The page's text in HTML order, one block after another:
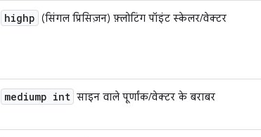
highp (सिंगल प्रिसिज़न) फ़्लोटिंग पॉइंट स्केलर/वेक्टर
mediump int साइन वाले पूर्णांक/वेक्टर के बराबर